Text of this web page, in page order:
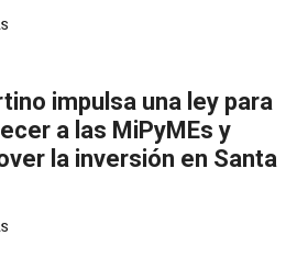
impulsa una ley para
a las MiPyMEs y
la inversión en Santa